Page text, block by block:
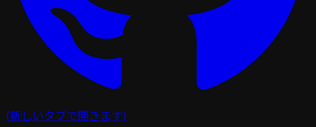
(新しいタブで開きます)